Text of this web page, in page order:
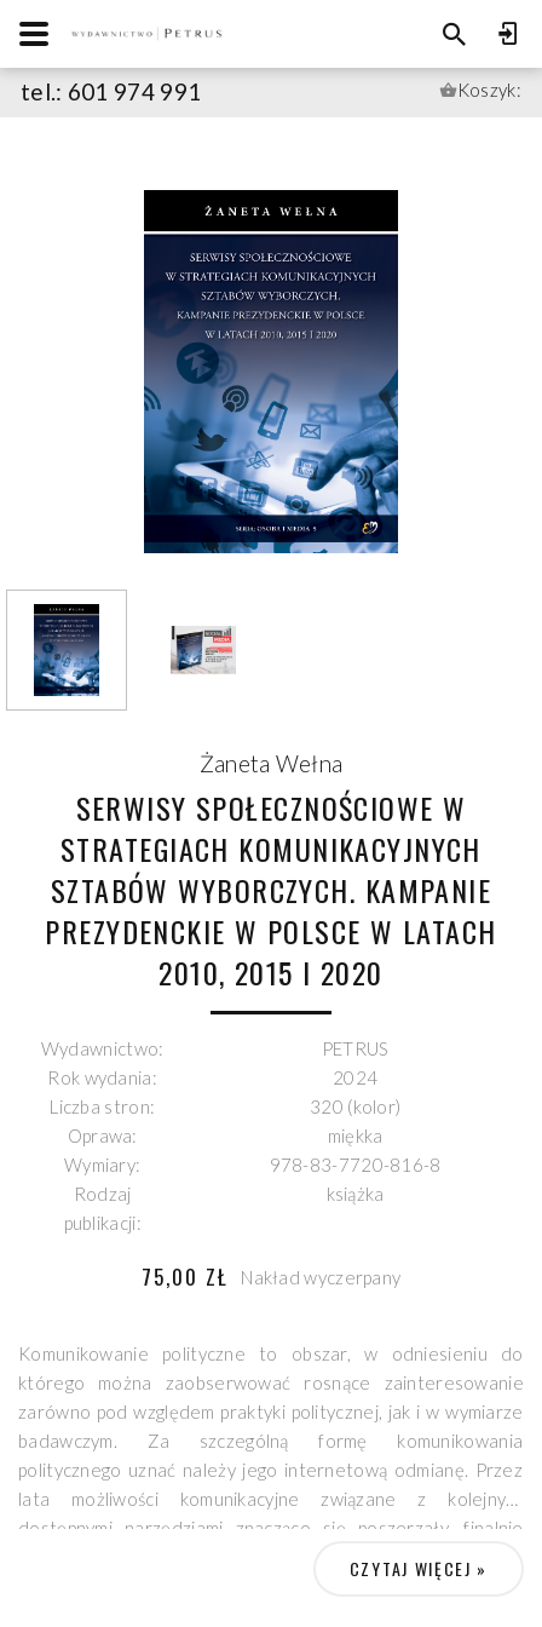
tel.: 601 974 991 Koszyk:
Żaneta Wełna
SERWISY SPOŁECZNOŚCIOWE W
STRATEGIACH KOMUNIKACYJNYCH
SZTABÓW WYBORCZYCH. KAMPANIE
PREZYDENCKIE W POLSCE W LATACH
2010, 2015 I 2020
Wydawnictwo:
PETRUS
Rok wydania:
2024
Liczba stron:
320 (kolor)
Oprawa:
miękka
Wymiary:
978-83-7720-816-8
Rodzaj
publikacji:
książka
75,00 ZŁ Nakład wyczerpany
Komunikowanie polityczne to obszar, w odniesieniu do
którego można zaobserwować rosnące zainteresowanie
zarówno pod względem praktyki politycznej, jak i w wymiarze
badawczym. Za szczególną formę komunikowania
politycznego uznać należy jego internetową odmianę. Przez
lata możliwości komunikacyjne związane z kolejnymi
dostępnymi narzędziami znacząco się poszerzały, finalnie
prowadząc do regularnego korzystania z serwisów
społecznościowych przez podmioty polityczne na wszystkich
Publikacja jest pracą przemyślaną, w syntetyczny i logiczny
CZYTAJ WIĘCEJ »